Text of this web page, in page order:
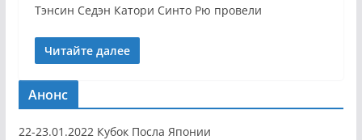
Тэнсин Седэн Катори Синто Рю провели
Читайте далее
Анонс
22-23.01.2022 Кубок Посла Японии